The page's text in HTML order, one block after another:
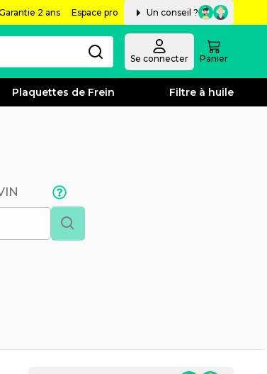
2 ans Espace pro Un conseil ?
Se connecter Panier
Plaquettes de Frein Filtre à huile